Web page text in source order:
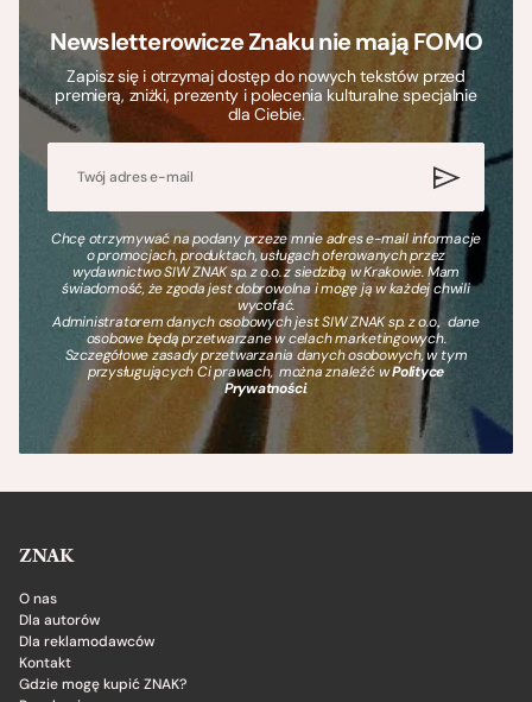
Newsletterowicze Znaku nie mają FOMO
Zapisz się i otrzymaj dostęp do nowych tekstów przed
premierą, zniżki, prezenty i polecenia kulturalne specjalnie
dla Ciebie.
Chcę otrzymywać na podany przeze mnie adres e-mail informacje
o promocjach, produktach, usługach oferowanych przez
wydawnictwo SIW ZNAK sp. z o.o. z siedzibą w Krakowie. Mam
świadomość, że zgoda jest dobrowolna i mogę ją w każdej chwili
wycofać.
Administratorem danych osobowych jest SIW ZNAK sp. z o.o., dane
osobowe będą przetwarzane w celach marketingowych.
Szczegółowe zasady przetwarzania danych osobowych, w tym
przysługujących Ci prawach, można znaleźć wPolityce
Prywatności.
ZNAK
O nas
Dla autorów
Dla reklamodawców
Kontakt
Gdzie mogę kupić ZNAK?